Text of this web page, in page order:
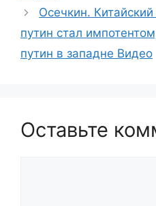
Осечкин.
путин стал
путин в западне Видео
Оставьте